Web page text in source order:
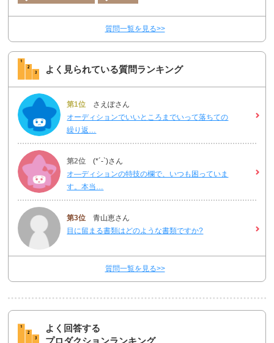
質問一覧を見る>>
よく見られている質問ランキング
第1位 さえぽさん
オーディションでいいところまでいって落ちての
繰り返…
第2位 (*´-`)さん
オ―ディションの特技の欄で、いつも困っていま
す。本当…
第3位 青山恵さん
目に留まる書類はどのような書類ですか?
質問一覧を見る>>
よく回答する